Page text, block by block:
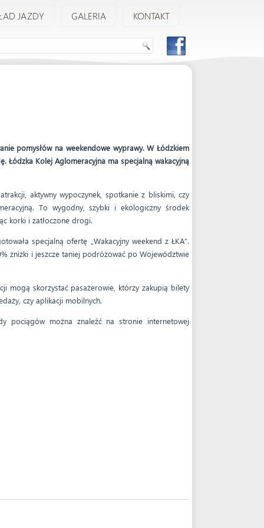
JAZDY GALERIA KONTAKT
pomysłów na weekendowe wyprawy. W Łódzkiem
Łódzka Kolej Aglomeracyjna ma specjalną wakacyjną
aktywny wypoczynek, spotkanie z bliskimi, czy
To wygodny, szybki i ekologiczny środek
korki i zatłoczone drogi.
specjalną ofertę „Wakacyjny weekend z ŁKA”.
zniżki i jeszcze taniej podróżować po Województwie
mogą skorzystać pasażerowie, którzy zakupią bilety
czy aplikacji mobilnych.
pociągów można znaleźć na stronie internetowej